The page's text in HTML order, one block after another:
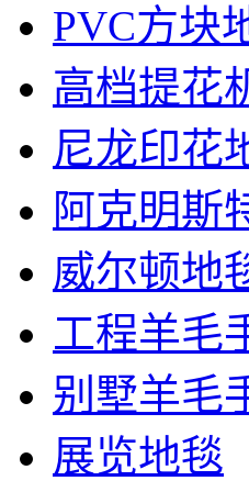
PVC方块
高档提花
尼龙印花
阿克明斯
威尔顿地
工程羊毛
别墅羊毛
展览地毯